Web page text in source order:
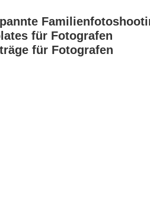
für Fotografen
für Fotografen